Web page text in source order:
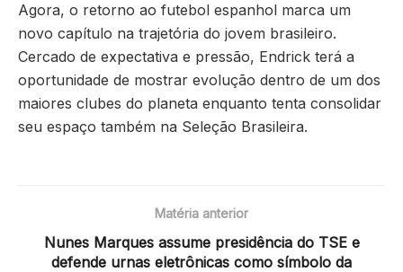
Agora, o retorno ao futebol espanhol marca um
novo capítulo na trajetória do jovem brasileiro.
Cercado de expectativa e pressão, Endrick terá a
oportunidade de mostrar evolução dentro de um dos
maiores clubes do planeta enquanto tenta consolidar
seu espaço também na Seleção Brasileira.
Matéria anterior
Nunes Marques assume presidência do TSE e
defende urnas eletrônicas como símbolo da